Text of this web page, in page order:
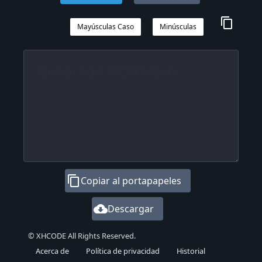
content_copy
Minúsculas
Mayúsculas Caso
content_copyCopiar al portapapeles
cloud_downloadDescargar
© XHCODE All Rights Reserved.
Acerca de
Política de privacidad Historial